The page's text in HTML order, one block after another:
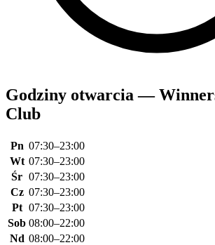
Godziny otwarcia —
Club
Pn 07:30–23:00
Wt 07:30–23:00
Śr 07:30–23:00
Cz 07:30–23:00
Pt 07:30–23:00
Sob 08:00–22:00
Nd 08:00–22:00